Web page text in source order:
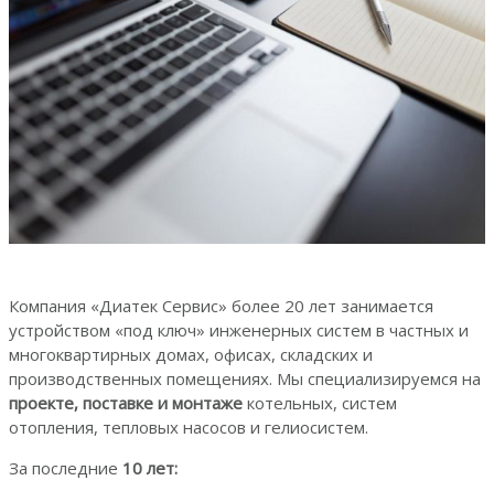
Компания «Диатек Сервис» более 20 лет занимается
устройством «под ключ» инженерных систем в частных и
многоквартирных домах, офисах, складских и
производственных помещениях. Мы специализируемся на
проекте, поставке и монтаже котельных, систем
отопления, тепловых насосов и гелиосистем.
За последние 10 лет: